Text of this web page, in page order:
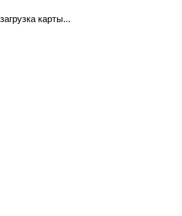
загрузка карты...